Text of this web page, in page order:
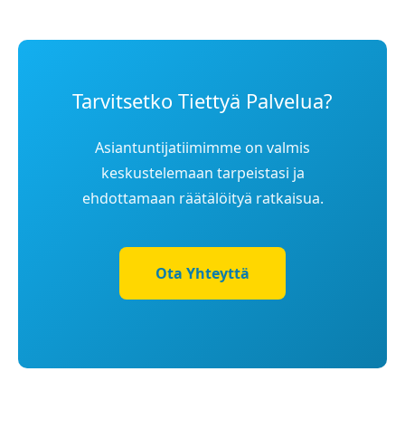
Tarvitsetko Tiettyä Palvelua?
Asiantuntijatiimimme on valmis
keskustelemaan tarpeistasi ja
ehdottamaan räätälöityä ratkaisua.
Ota Yhteyttä